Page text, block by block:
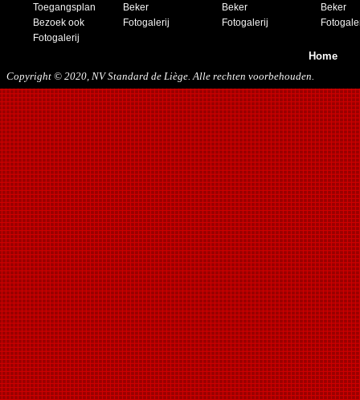
Toegangsplan
Bezoek ook
Fotogalerij
Beker
Fotogalerij
Beker
Fotogalerij
Beker
Home
Copyright © 2020, NV Standard de Liège. Alle rechten voorbehouden.